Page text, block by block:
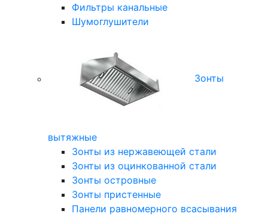
Фильтры канальные
Шумоглушители
Зонты
вытяжные
Зонты из нержавеющей стали
Зонты из оцинкованной стали
Зонты островные
Зонты пристенные
Панели равномерного всасывания